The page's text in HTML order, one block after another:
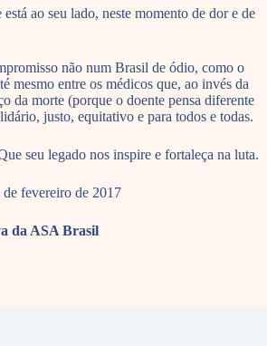
ao seu lado, neste momento de dor e de
não num Brasil de ódio, como o
mesmo entre os médicos que, ao invés da
da morte (porque o doente pensa diferente
justo, equitativo e para todos e todas.
seu legado nos inspire e fortaleça na luta.
fevereiro de 2017
da ASA Brasil